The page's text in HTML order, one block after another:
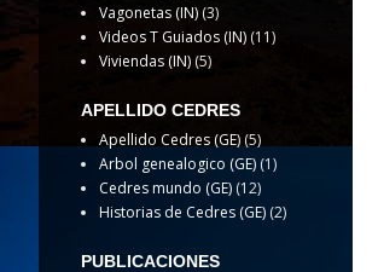
Vagonetas (IN) (3)
Videos T Guiados (IN) (11)
Viviendas (IN) (5)
APELLIDO CEDRES
Apellido Cedres (GE) (5)
Arbol genealogico (GE) (1)
Cedres mundo (GE) (12)
Historias de Cedres (GE) (2)
PUBLICACIONES